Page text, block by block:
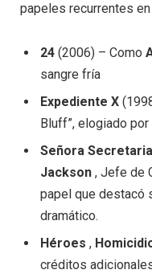
papeles recurrentes
24 (2006) – Como
sangre fría
Expediente X
Bluff”, elogiado
Señora Secretaria
Jackson , Jefe de
papel que destacó
dramático.
Héroes ,
créditos